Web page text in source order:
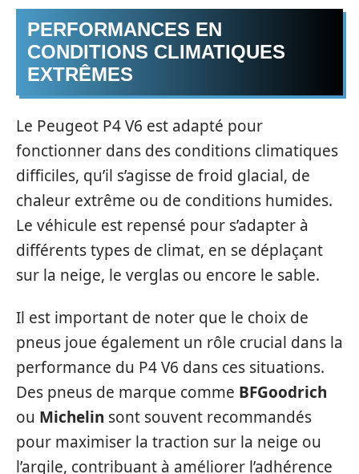
PERFORMANCES EN
CONDITIONS CLIMATIQUES
EXTRÊMES
Le Peugeot P4 V6 est adapté pour
fonctionner dans des conditions climatiques
difficiles, qu’il s’agisse de froid glacial, de
chaleur extrême ou de conditions humides.
Le véhicule est repensé pour s’adapter à
différents types de climat, en se déplaçant
sur la neige, le verglas ou encore le sable.
Il est important de noter que le choix de
pneus joue également un rôle crucial dans la
performance du P4 V6 dans ces situations.
Des pneus de marque comme BFGoodrich
ou Michelin sont souvent recommandés
pour maximiser la traction sur la neige ou
l’argile, contribuant à améliorer l’adhérence